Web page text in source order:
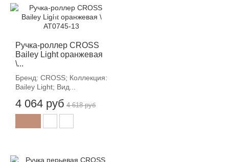
Ручка-роллер CROSS
Bailey Light оранжевая
\...
Бренд: CROSS; Коллекция:
Bailey Light; Вид...
4 064 руб
-12%
4 618 руб